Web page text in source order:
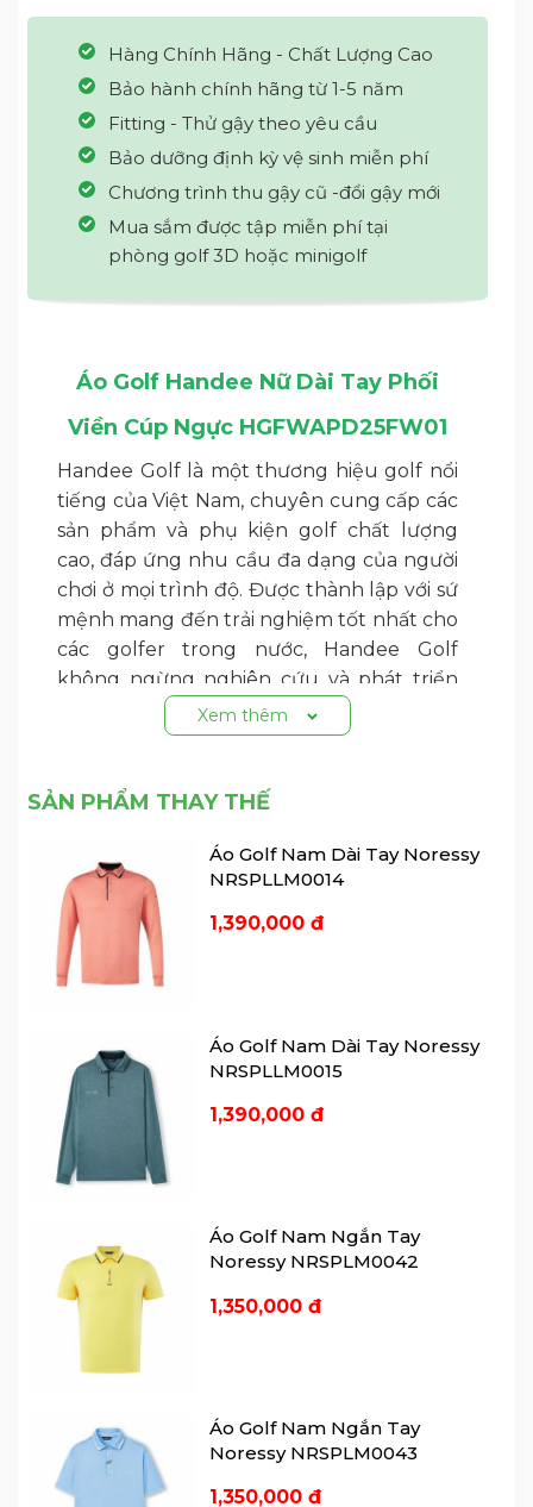
Hàng Chính Hãng - Chất Lượng Cao
Bảo hành chính hãng từ 1-5 năm
Fitting - Thử gậy theo yêu cầu
Bảo dưỡng định kỳ vệ sinh miễn phí
Chương trình thu gậy cũ -đổi gậy mới
Mua sắm được tập miễn phí tại
phòng golf 3D hoặc minigolf
Áo Golf Handee Nữ Dài Tay Phối
Viền Cúp Ngực HGFWAPD25FW01
Handee Golf là một thương hiệu golf nổi
tiếng của Việt Nam, chuyên cung cấp các
sản phẩm và phụ kiện golf chất lượng
cao, đáp ứng nhu cầu đa dạng của người
chơi ở mọi trình độ. Được thành lập với sứ
mệnh mang đến trải nghiệm tốt nhất cho
các golfer trong nước, Handee Golf
không ngừng nghiên cứu và phát triển
các sản phẩm từ găng tay, quần áo, mũ,
đến các phụ kiện chuyên dụng. Với chất
với điều kiện thời tiết tại Việt Nam, Handee
golf nội địa hàng đầu, được nhiều golfer
tin dùng và đánh giá cao.
-----------------
7Golf - Seven Golf - Play like a
🌐 Website: www.7golf.vn
📲 Instagram: 7golf.vietnam
📲
Facebook:https://www.facebook.com/7golf.vn
☎️ SDT/Zalo 7Golf Thủ Đức: 0777 777 977
- 0903 077 077
☎️ SDT/Zalo 7Golf Global: 0908 135 588
☎️ SDT/Zalo 7Golf Hạ Long: 0889077077
1, số 19 Tố Hữu, P. Thủ Thiêm, TP Thủ Đức.
🏘 Địa chỉ 2: Số 6, Nguyễn Văn Trỗi,
Phường 15, Quận Phú Nhuận, TPHCM.
Xem thêm
SẢN PHẨM THAY THẾ
Áo Golf Nam Dài Tay Noressy
NRSPLLM0014
1,390,000 đ
Áo Golf Nam Dài Tay Noressy
NRSPLLM0015
1,390,000 đ
Áo Golf Nam Ngắn Tay
Noressy NRSPLM0042
1,350,000 đ
Áo Golf Nam Ngắn Tay
Noressy NRSPLM0043
1,350,000 đ